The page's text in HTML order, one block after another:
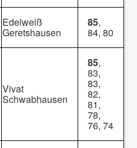
Edelweiß
Geretshausen
85,
84, 80
Vivat
Schwabhausen
85,
83,
83,
82,
81,
78,
76, 74